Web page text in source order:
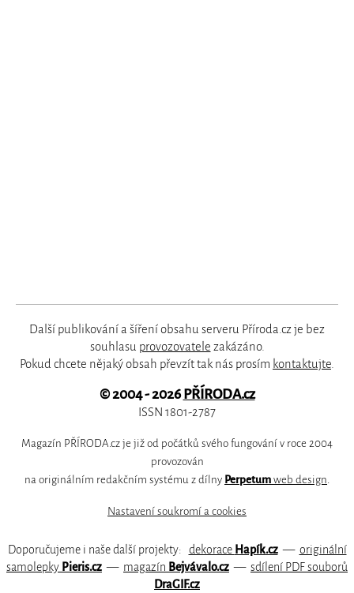
Další publikování a šíření obsahu serveru Příroda.cz je bez
souhlasu provozovatele zakázáno.
Pokud chcete nějaký obsah převzít tak nás prosím kontaktujte.
© 2004 - 2026PŘÍRODA.cz
ISSN 1801-2787
Magazín PŘÍRODA.cz je již od počátků svého fungování v roce 2004
provozován
na originálním redakčním systému z dílny Perpetum web design
Nastavení soukromí a cookies
Doporučujeme i naše další projekty: dekorace Hapík.cz— originální
samolepky Pieris.cz — magazín Bejvávalo.cz — sdílení PDF souborů
DraGIF.cz